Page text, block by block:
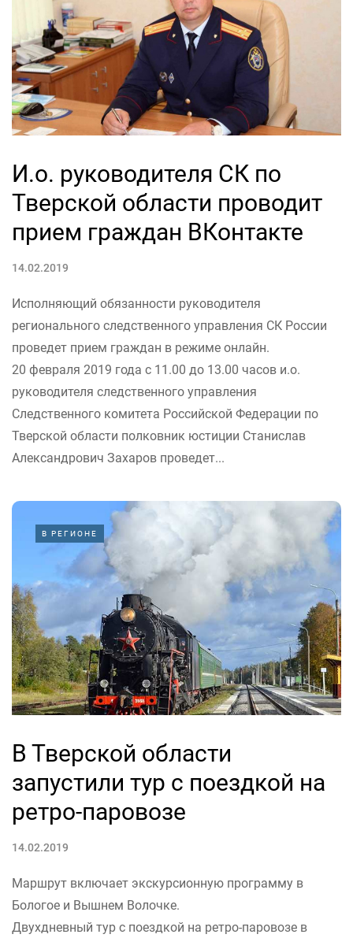
И.о. руководителя СК по
Тверской области проводит
прием граждан ВКонтакте
14.02.2019
Исполняющий обязанности руководителя
регионального следственного управления СК России
проведет прием граждан в режиме онлайн.
20 февраля 2019 года с 11.00 до 13.00 часов и.о.
руководителя следственного управления
Следственного комитета Российской Федерации по
Тверской области полковник юстиции Станислав
Александрович Захаров проведет...
В РЕГИОНЕ
В Тверской области
запустили тур с поездкой на
ретро-паровозе
14.02.2019
Маршрут включает экскурсионную программу в
Бологое и Вышнем Волочке.
Двухдневный тур с поездкой на ретро-паровозе в